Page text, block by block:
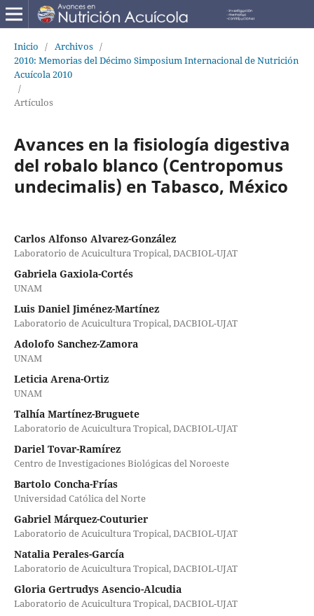
Inicio / Archivos /
2010: Memorias del Décimo Simposium Internacional de Nutrición
Acuícola 2010
/
Artículos
Avances en la fisiología digestiva
del robalo blanco (Centropomus
undecimalis) en Tabasco, México
Carlos Alfonso Alvarez-González
Laboratorio de Acuicultura Tropical, DACBIOL-UJAT
Gabriela Gaxiola-Cortés
UNAM
Luis Daniel Jiménez-Martínez
Laboratorio de Acuicultura Tropical, DACBIOL-UJAT
Adolofo Sanchez-Zamora
UNAM
Leticia Arena-Ortiz
UNAM
Talhía Martínez-Bruguete
Laboratorio de Acuicultura Tropical, DACBIOL-UJAT
Dariel Tovar-Ramírez
Centro de Investigaciones Biológicas del Noroeste
Bartolo Concha-Frías
Universidad Católica del Norte
Gabriel Márquez-Couturier
Laboratorio de Acuicultura Tropical, DACBIOL-UJAT
Natalia Perales-García
Laboratorio de Acuicultura Tropical, DACBIOL-UJAT
Gloria Gertrudys Asencio-Alcudia
Laboratorio de Acuicultura Tropical, DACBIOL-UJAT